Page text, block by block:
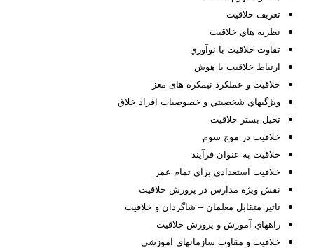
تعريف خلاقيت
نظريه هاي خلاقيت
تفاوت خلاقيت با نوآوري
ارتباط خلاقيت با هوش
خلاقیت و عملکرد نیمکره های مغز
ويژگيهاي شخصيتي و خصوصيات افراد خلاق
تخيل بستر خلاقيت
خلاقيت در موج سوم
خلاقيت به عنوان فرآيند
خلاقیت استعدادی برای تمام عمر
نقش ويژه مدارس در پرورش خلاقيت
تاثير متقابل معلمان – شاگردان و خلاقيت
راههاي آموزش و پرورش خلاقيت
خلاقيت و مقاوت سازمانهاي آموزشي